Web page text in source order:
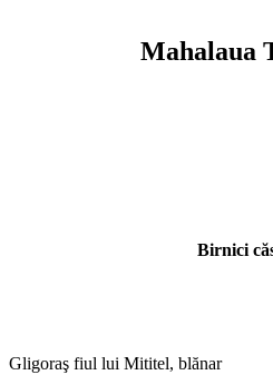
Mahalaua
Birnici
Gligoraş fiul lui Mititel, blănar